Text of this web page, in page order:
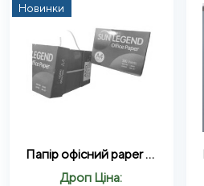
Новинки
Папір офісний paper A4 80 г/м білий 500 аркушів
Дроп Ціна: